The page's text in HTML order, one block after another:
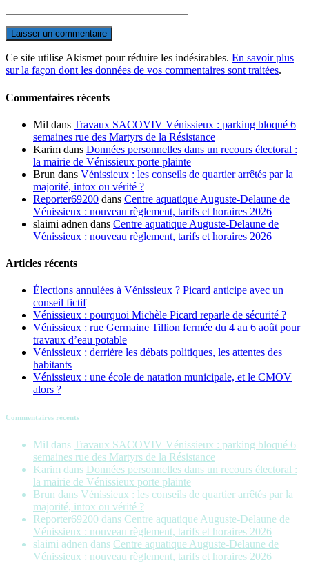
Ce site utilise Akismet pour réduire les indésirables. En savoir plus
sur la façon dont les données de vos commentaires sont traitées.
Commentaires récents
Mil dans Travaux SACOVIV Vénissieux : parking bloqué 6
semaines rue des Martyrs de la Résistance
Karim dans Données personnelles dans un recours électoral :
la mairie de Vénissieux porte plainte
Brun dans Vénissieux : les conseils de quartier arrêtés par la
majorité, intox ou vérité ?
Reporter69200 dans Centre aquatique Auguste-Delaune de
Vénissieux : nouveau règlement, tarifs et horaires 2026
slaimi adnen dans Centre aquatique Auguste-Delaune de
Vénissieux : nouveau règlement, tarifs et horaires 2026
Articles récents
Élections annulées à Vénissieux ? Picard anticipe avec un
conseil fictif
Vénissieux : pourquoi Michèle Picard reparle de sécurité ?
Vénissieux : rue Germaine Tillion fermée du 4 au 6 août pour
travaux d’eau potable
Vénissieux : derrière les débats politiques, les attentes des
habitants
Vénissieux : une école de natation municipale, et le CMOV
alors ?
Commentaires récents
Mil dans Travaux SACOVIV Vénissieux : parking bloqué 6
semaines rue des Martyrs de la Résistance
Karim dans Données personnelles dans un recours électoral :
la mairie de Vénissieux porte plainte
Brun dans Vénissieux : les conseils de quartier arrêtés par la
majorité, intox ou vérité ?
Reporter69200 dans Centre aquatique Auguste-Delaune de
Vénissieux : nouveau règlement, tarifs et horaires 2026
slaimi adnen dans Centre aquatique Auguste-Delaune de
Vénissieux : nouveau règlement, tarifs et horaires 2026